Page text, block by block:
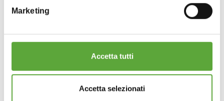
Marketing
Accetta tutti
Accetta selezionati
...